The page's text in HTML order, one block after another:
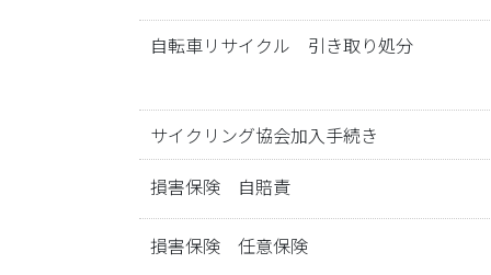
自転車リサイクル 引き取り処分
サイクリング協会加入手続き
損害保険 自賠責
損害保険 任意保険